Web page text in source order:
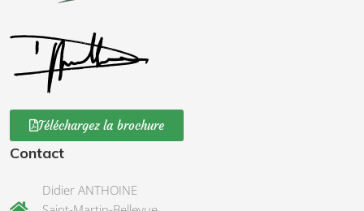
Téléchargez la brochure
Contact
Didier ANTHOINE